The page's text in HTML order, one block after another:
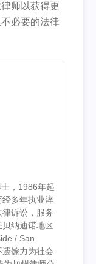
师以获得更
必要的法律
，1986年起
多年执业淬
诉讼，服务
纳迪诺地区
/ San
馀力为社会